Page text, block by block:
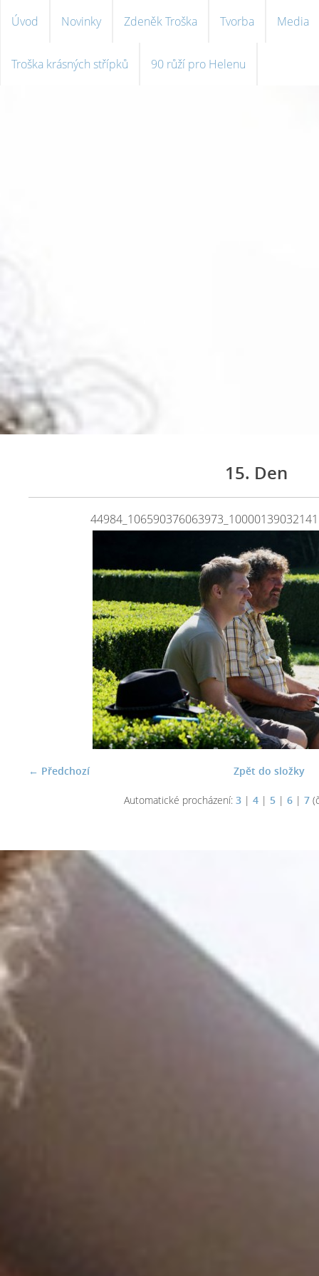
Úvod Novinky Zdeněk Troška Tvorba Media
Troška krásných střípků 90 růží pro Helenu
15. Den
← Předchozí Zpět do složky
Automatické procházení: 3| 4| 5| 6| 7